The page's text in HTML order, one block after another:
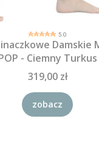
5.0
Damskie
- Ciemny Turkus
319,00 zł
zobacz